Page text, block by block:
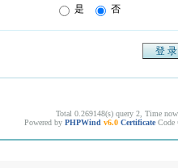
是 否
Total 0.269148(s) query 2, Time
Powered by PHPWind v6.0 Certificate Code